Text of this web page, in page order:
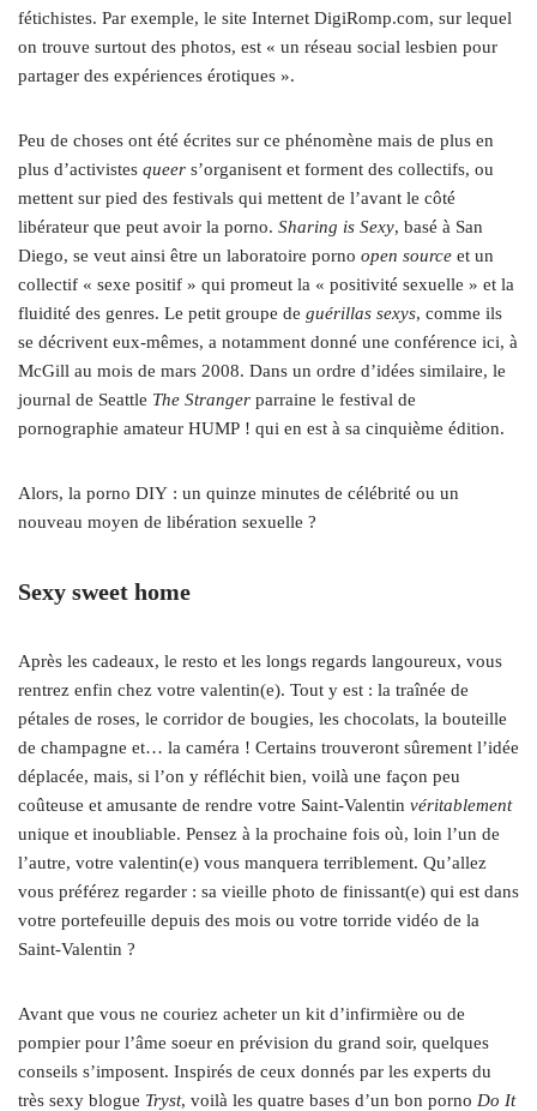
fétichistes. Par exemple, le site Internet DigiRomp​.com, sur lequel
on trouve surtout des photos, est « un réseau social lesbien pour
partager des expériences érotiques ».
Peu de choses ont été écrites sur ce phénomène mais de plus en
plus d’activistes queer s’organisent et forment des collectifs, ou
mettent sur pied des festivals qui mettent de l’avant le côté
libérateur que peut avoir la porno. Sharing is Sexy, basé à San
Diego, se veut ainsi être un laboratoire porno open source et un
collectif « sexe positif » qui promeut la « positivité sexuelle » et la
fluidité des genres. Le petit groupe de guérillas sexys, comme ils
se décrivent eux-mêmes, a notamment donné une conférence ici, à
McGill au mois de mars 2008. Dans un ordre d’idées similaire, le
journal de Seattle The Stranger parraine le festival de
pornographie amateur HUMP ! qui en est à sa cinquième édition.
Alors, la porno DIY : un quinze minutes de célébrité ou un
nouveau moyen de libération sexuelle ?
Sexy sweet home
Après les cadeaux, le resto et les longs regards langoureux, vous
rentrez enfin chez votre valentin(e). Tout y est : la traînée de
pétales de roses, le corridor de bougies, les chocolats, la bouteille
de champagne et… la caméra ! Certains trouveront sûrement l’idée
déplacée, mais, si l’on y réfléchit bien, voilà une façon peu
coûteuse et amusante de rendre votre Saint-Valentin véritablement
unique et inoubliable. Pensez à la prochaine fois où, loin l’un de
l’autre, votre valentin(e) vous manquera terriblement. Qu’allez
vous préférez regarder : sa vieille photo de finissant(e) qui est dans
votre portefeuille depuis des mois ou votre torride vidéo de la
Saint-Valentin ?
Avant que vous ne couriez acheter un kit d’infirmière ou de
pompier pour l’âme soeur en prévision du grand soir, quelques
conseils s’imposent. Inspirés de ceux donnés par les experts du
très sexy blogue Tryst, voilà les quatre bases d’un bon porno Do It